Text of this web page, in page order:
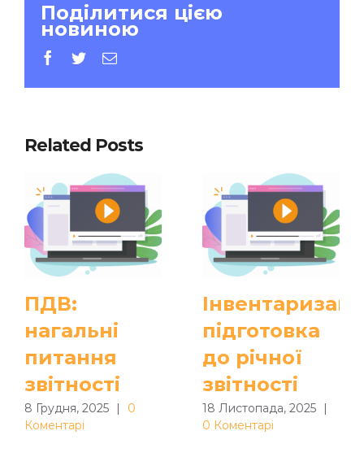
Поділитися цією
новиною
facebook
twitterE-
Related Posts
ПДВ:
нагальні
питання
звітності
8 Грудня, 2025 |
0
Коментарі
підготовка
до річної
звітності
18 Листопада, 2025
|
0 Коментарі